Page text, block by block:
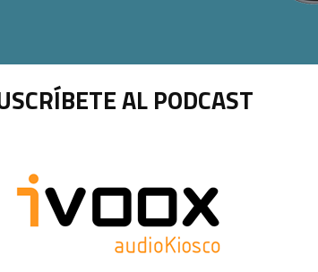
AL PODCAST